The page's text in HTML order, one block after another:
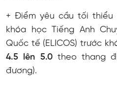
+ Điểm yêu cầu tối thiểu
khóa học Tiếng Anh
Quốc tế (ELICOS) trước
4.5 lên 5.0theo thang
đương).